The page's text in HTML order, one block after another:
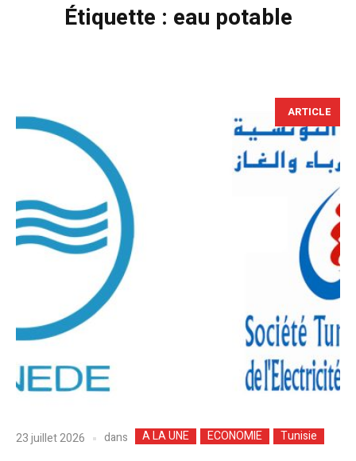
Étiquette : eau potable
ARTICLE
23 juillet 2026 dans A LA UNE ECONOMIE Tunisie